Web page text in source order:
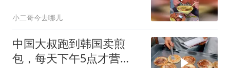
小二哥今去哪儿
中国大叔跑到韩国卖煎
包，每天下午5点才营